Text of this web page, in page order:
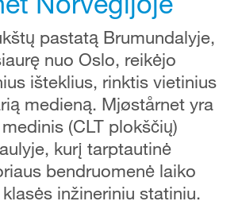
pastatą Brumundalyje,
nuo Oslo, reikėjo
išteklius, rinktis vietinius
medieną. Mjøstårnet yra
(CLT plokščių)
kurį tarptautinė
bendruomenė laiko
inžineriniu statiniu.